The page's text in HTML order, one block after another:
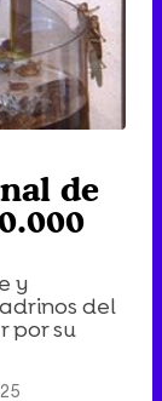
de
y
del
por su